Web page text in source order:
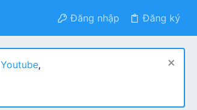
Đăng nhập Đăng ký
,